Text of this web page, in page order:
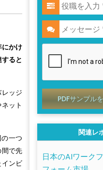
かけ
ると
ッジ
ット
一つ
で先
ンビ
PDFサンプル
関連レ
日本のAIワーク